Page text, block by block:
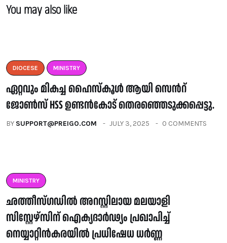
You may also like
DIOCESE MINISTRY
ഏറ്റവും മികച്ച ഹൈസ്കൂൾ ആയി സെൻറ്
ജോൺസ് HSS ഉണ്ടൻകോട് തെരഞ്ഞെടുക്കപ്പെട്ടു.
BY SUPPORT@PREIGO.COM JULY 3, 2025 0 COMMENTS
MINISTRY
ഛത്തീസ്ഗഡിൽ അറസ്റ്റിലായ മലയാളി
സിസ്റ്റേഴ്‍സിന് ഐക്യദാർഢ്യം പ്രഖാപിച്ച്
നെയ്യാറ്റിൻകരയിൽ പ്രധിഷേധ ധർണ്ണ ‌